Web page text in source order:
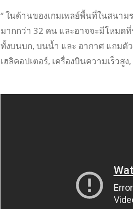
“ ในด้านของเกมเพลย์พื้นที่ในสนา
มากกว่า 32 คน และอาจจะมีโหมด
ทั้งบนบก, บนน้ำ และ อากาศ แถมตัว
เฮลิคอปเตอร์, เครื่องบินความเร็วสู